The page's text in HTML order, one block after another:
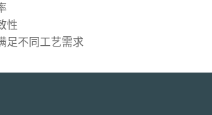
性
足不同工艺需求